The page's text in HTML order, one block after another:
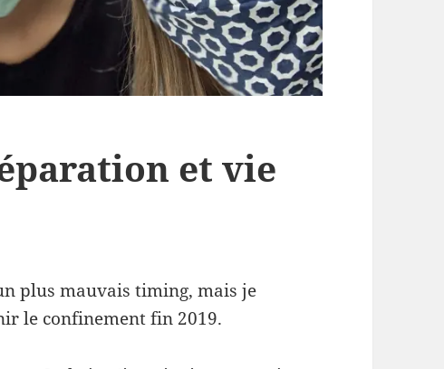
et vie
plus mauvais timing, mais je
le confinement fin 2019.